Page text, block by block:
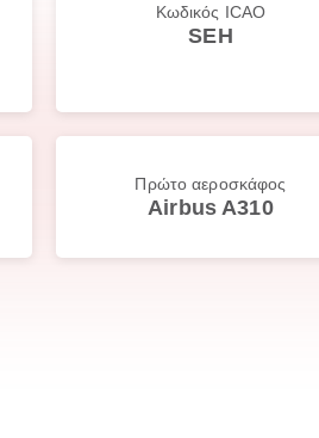
Κωδικός ICAO
SEH
Πρώτο αεροσκάφος
Airbus A310